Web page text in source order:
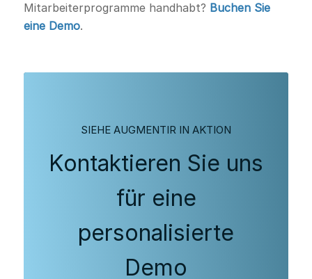
Mitarbeiterprogramme handhabt? Buchen Sie
eine Demo.
SIEHE AUGMENTIR IN AKTION
Kontaktieren Sie uns
für eine
personalisierte
Demo